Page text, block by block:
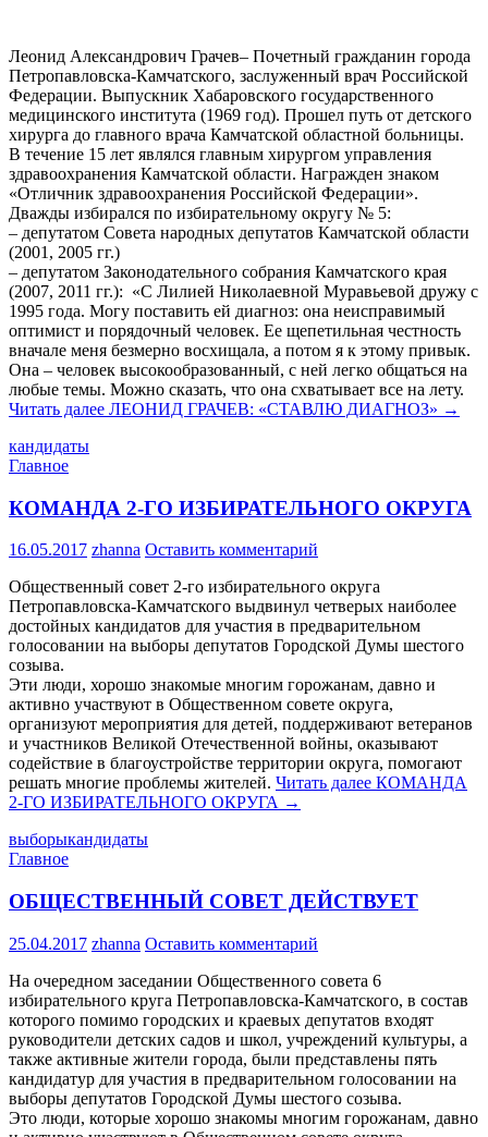
Леонид Александрович Грачев– Почетный гражданин города
Петропавловска-Камчатского, заслуженный врач Российской
Федерации. Выпускник Хабаровского государственного
медицинского института (1969 год). Прошел путь от детского
хирурга до главного врача Камчатской областной больницы.
В течение 15 лет являлся главным хирургом управления
здравоохранения Камчатской области. Награжден знаком
«Отличник здравоохранения Российской Федерации».
Дважды избирался по избирательному округу № 5:
– депутатом Совета народных депутатов Камчатской области
(2001, 2005 гг.)
– депутатом Законодательного собрания Камчатского края
(2007, 2011 гг.): «С Лилией Николаевной Муравьевой дружу с
1995 года. Могу поставить ей диагноз: она неисправимый
оптимист и порядочный человек. Ее щепетильная честность
вначале меня безмерно восхищала, а потом я к этому привык.
Она – человек высокообразованный, с ней легко общаться на
любые темы. Можно сказать, что она схватывает все на лету.
Читать далее ЛЕОНИД ГРАЧЕВ: «СТАВЛЮ ДИАГНОЗ» →
кандидаты
Главное
КОМАНДА 2-ГО ИЗБИРАТЕЛЬНОГО ОКРУГА
16.05.2017 zhanna Оставить комментарий
Общественный совет 2-го избирательного округа
Петропавловска-Камчатского выдвинул четверых наиболее
достойных кандидатов для участия в предварительном
голосовании на выборы депутатов Городской Думы шестого
созыва.
Эти люди, хорошо знакомые многим горожанам, давно и
активно участвуют в Общественном совете округа,
организуют мероприятия для детей, поддерживают ветеранов
и участников Великой Отечественной войны, оказывают
содействие в благоустройстве территории округа, помогают
решать многие проблемы жителей. Читать далее КОМАНДА
2-ГО ИЗБИРАТЕЛЬНОГО ОКРУГА →
выборыкандидаты
Главное
ОБЩЕСТВЕННЫЙ СОВЕТ ДЕЙСТВУЕТ
25.04.2017 zhanna Оставить комментарий
На очередном заседании Общественного совета 6
избирательного круга Петропавловска-Камчатского, в состав
которого помимо городских и краевых депутатов входят
руководители детских садов и школ, учреждений культуры, а
также активные жители города, были представлены пять
кандидатур для участия в предварительном голосовании на
выборы депутатов Городской Думы шестого созыва.
Это люди, которые хорошо знакомы многим горожанам, давно